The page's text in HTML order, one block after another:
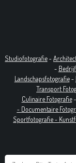
Studiofotografie-
-
Landschapsfotografie-
Transport
Culinaire Fotografie-
- Documentaire
Sportfotografie -